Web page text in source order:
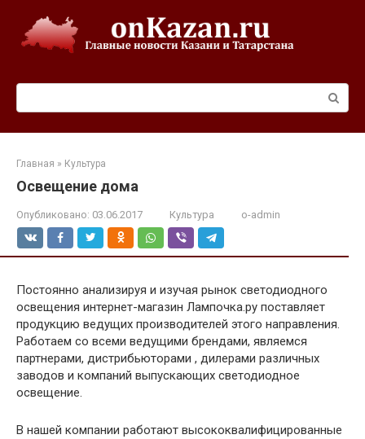
контенту
Главная » Культура
Освещение дома
Опубликовано: 03.06.2017 Культура o-admin
Постоянно анализируя и изучая рынок светодиодного
освещения интернет-магазин Лампочка.ру поставляет
продукцию ведущих производителей этого направления.
Работаем со всеми ведущими брендами, являемся
партнерами, дистрибьюторами , дилерами различных
заводов и компаний выпускающих светодиодное
освещение.
В нашей компании работают высококвалифицированные